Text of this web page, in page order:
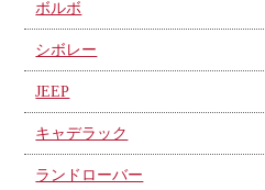
ボルボ
シボレー
JEEP
キャデラック
ランドローバー